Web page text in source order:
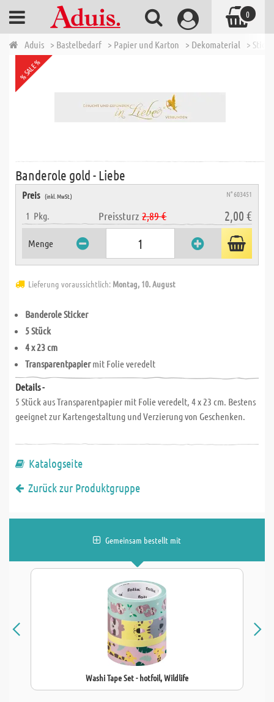
Aduis > Bastelbedarf > Papier und Karton > Dekomaterial >
% SALE %
Banderole gold - Liebe
Preis (inkl. MwSt.) N° 603451
1 Pkg. Preissturz 2,89 € 2,00 €
Menge
Lieferung voraussichtlich: Montag, 10. August
Banderole Sticker
5 Stück
4 x 23 cm
Transparentpapiermit Folie veredelt
Details -
5 Stück aus Transparentpapier mit Folie veredelt, 4 x 23 cm. Bestens
geeignet zur Kartengestaltung und Verzierung von Geschenken.
Katalogseite
Zurück zur Produktgruppe
Gemeinsam bestellt mit
Washi Tape Set - hotfoil, Wildlife
0